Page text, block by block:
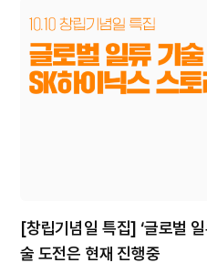
[창립기념일 특집] ‘글로벌
술 도전은 현재 진행중